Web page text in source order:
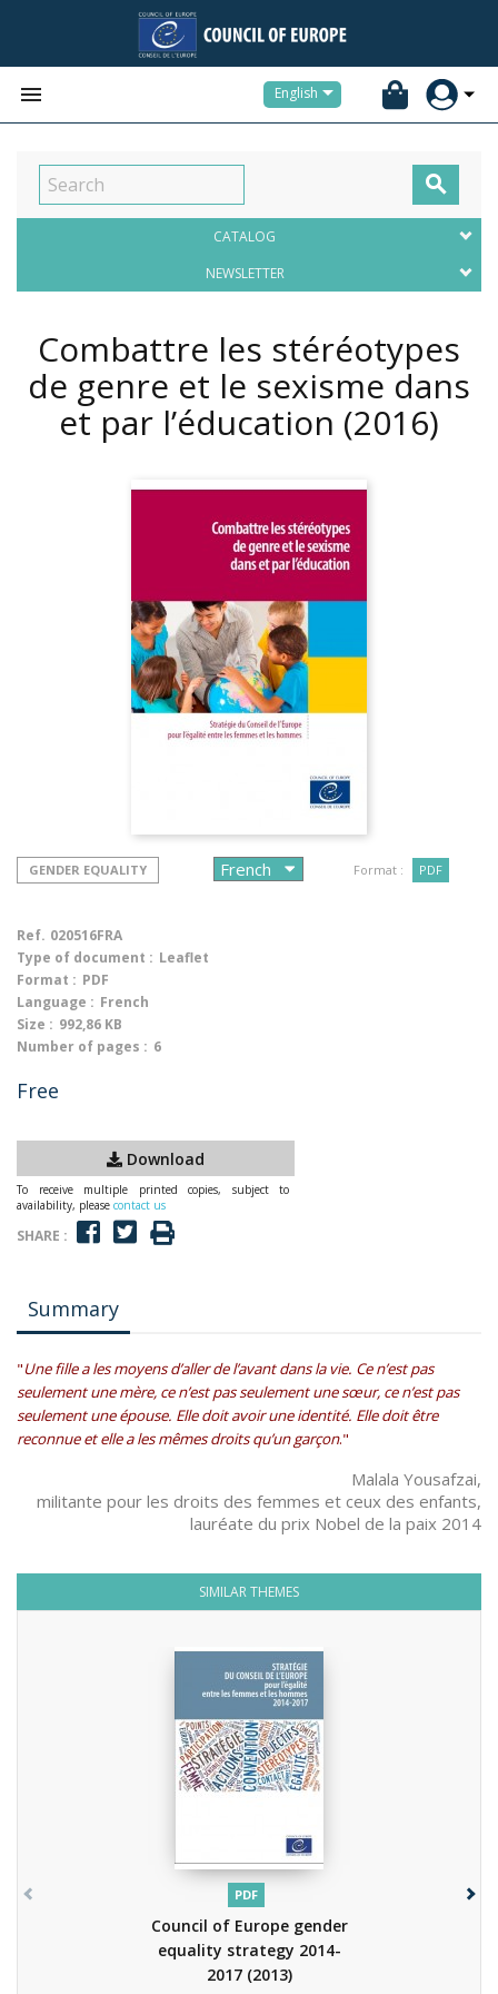
 English

CATALOG
NEWSLETTER
Combattre les stéréotypes
de genre et le sexisme dans
et par l’éducation (2016)
GENDER EQUALITY Format : PDF
Ref. 020516FRA
Type of document : Leaflet
Format : PDF
Language : French
Size : 992,86 KB
Number of pages : 6
Free
Download
To receive multiple printed copies, subject to
availability, please contact us
SHARE :
Summary
"Une fille a les moyens d’aller de l’avant dans la vie. Ce n’est pas
seulement une mère, ce n’est pas seulement une sœur, ce n’est pas
seulement une épouse. Elle doit avoir une identité. Elle doit être
reconnue et elle a les mêmes droits qu’un garçon."
Malala Yousafzai,
militante pour les droits des femmes et ceux des enfants,
lauréate du prix Nobel de la paix 2014
SIMILAR THEMES
PDF
Council of Europe gender
equality strategy 2014-
2017 (2013)